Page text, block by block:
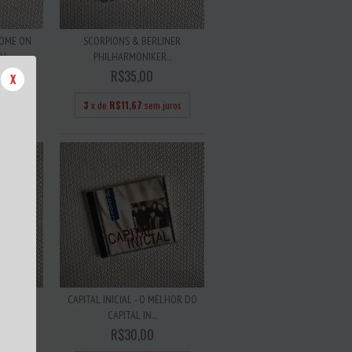
X
ON
SCORPIONS & BERLINER
PHILHARMONIKER...
R$35,00
3 x de R$11,67 sem juros
-
CAPITAL INICIAL - O MELHOR DO
CAPITAL IN...
R$30,00